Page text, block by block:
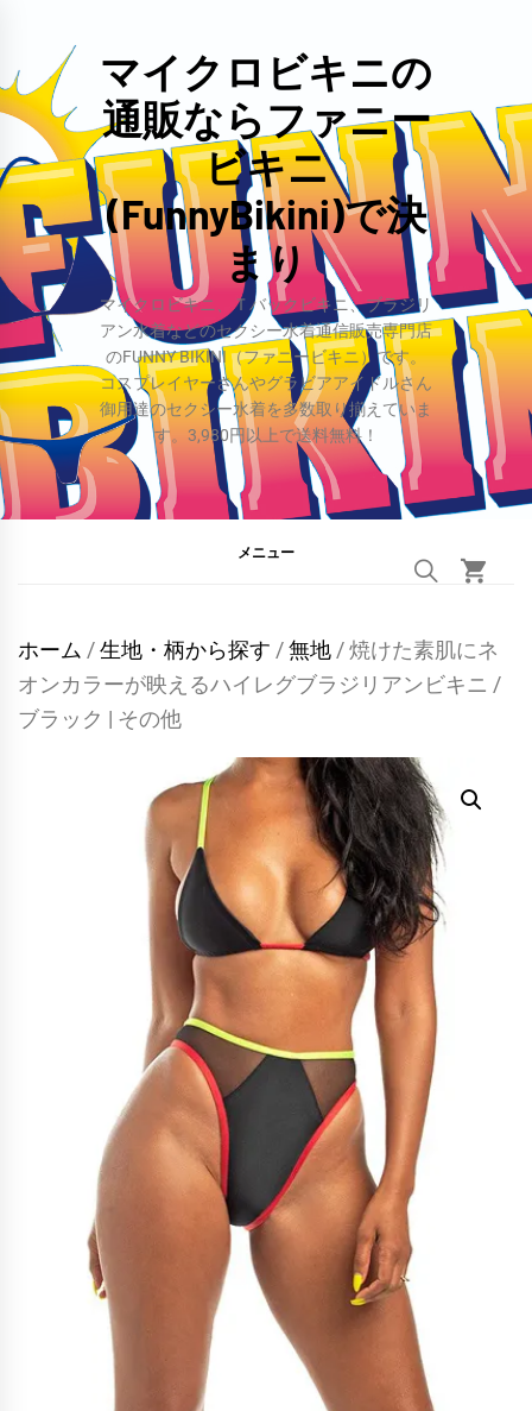
テ
ン
ツ
へ
ッ
プ
マイクロビキニの
通販ならファニー
ビキニ
(FunnyBikini)で決
まり
マイクロビキニ、Ｔバックビキニ、ブラジリ
アン水着などのセクシー水着通信販売専門店
のFUNNY BIKINI（ファニービキニ）です。
コスプレイヤーさんやグラビアアイドルさん
御用達のセクシー水着を多数取り揃えていま
す。3,980円以上で送料無料！
メニュー
ホーム /生地・柄から探す /無地 / 焼けた素肌にネ
オンカラーが映えるハイレグブラジリアンビキニ /
ブラック | その他